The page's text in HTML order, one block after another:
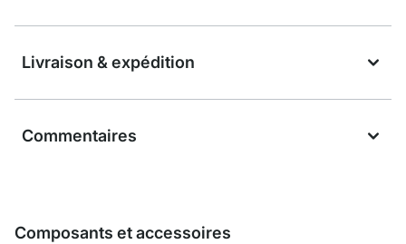
Livraison & expédition
Commentaires
Composants et accessoires